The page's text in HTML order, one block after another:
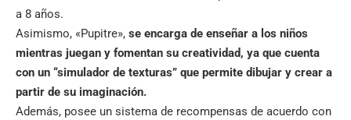
a 8 años.
Asimismo, «Pupitre», se encarga de enseñar a los niños
mientras juegan y fomentan su creatividad, ya que cuenta
con un “simulador de texturas” que permite dibujar y crear a
partir de su imaginación.
Además, posee un sistema de recompensas de acuerdo con